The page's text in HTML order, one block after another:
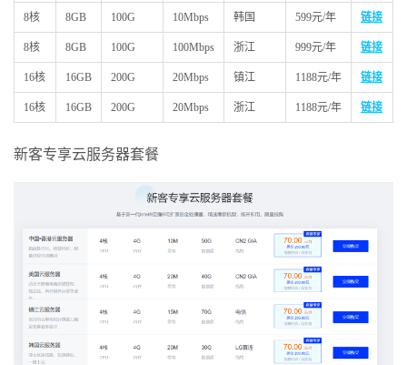
8核 8GB 100G 10Mbps 韩国 599元/年 链接
8核 8GB 100G 100Mbps 浙江 999元/年 链接
16核 16GB 200G 20Mbps 镇江 1188元/年 链接
16核 16GB 200G 20Mbps 浙江 1188元/年 链接
新客专享云服务器套餐